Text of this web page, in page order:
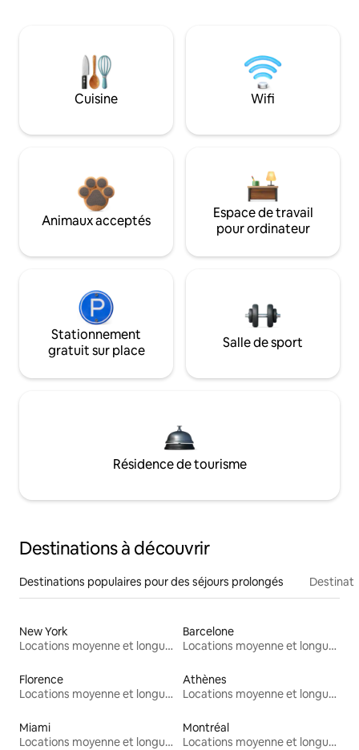
Cuisine Wifi
Animaux acceptés
Espace de travail
pour ordinateur
Stationnement
gratuit sur place
Salle de sport
Résidence de tourisme
Destinations à découvrir
Destinations populaires pour des séjours prolongés
New York
Locations moyenne et longue durée
Barcelone
Locations moyenne et longue durée
Florence
Locations moyenne et longue durée
Athènes
Locations moyenne et longue durée
Miami
Locations moyenne et longue durée
Montréal
Locations moyenne et longue durée